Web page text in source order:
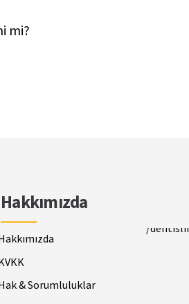
mi?
Hakkımızda
& Sorumluluklar